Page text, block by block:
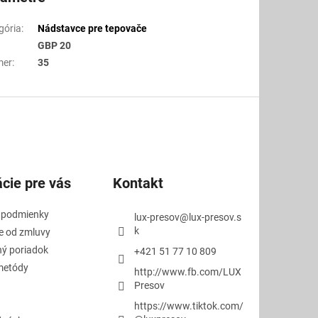
:
Nádstavce pre tepovače
GBP 20
: 35
pre vás
od zmluvy
poriadok
Kontakt
lux-presov@ lux-presov.s
k
+421 51 77 10 809
http://www.fb.com/LUX
Presov
https://www.tiktok.com/